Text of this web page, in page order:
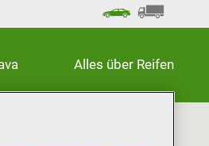
Alles über Reifen